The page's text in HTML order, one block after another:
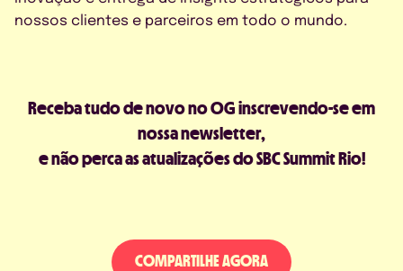
nossos clientes e parceiros em todo o mundo.
Receba tudo de novo no OG inscrevendo-se em
nossa newsletter,
e não perca as atualizações do SBC Summit Rio!
COMPARTILHE AGORA